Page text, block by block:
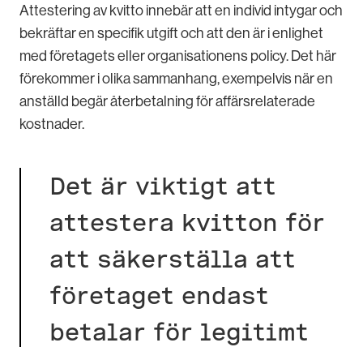
Attestering av kvitto innebär att en individ intygar och
bekräftar en specifik utgift och att den är i enlighet
med företagets eller organisationens policy. Det här
förekommer i olika sammanhang, exempelvis när en
anställd begär återbetalning för affärsrelaterade
kostnader.
Det är viktigt att
attestera kvitton för
att säkerställa att
företaget endast
betalar för legitimt